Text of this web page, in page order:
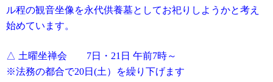
ル程の観音坐像を永代供養墓としてお祀りしようかと考え
始めています。
△ 土曜坐禅会 7日・21日 午前7時～
※法務の都合で20日(土）を繰り下げます